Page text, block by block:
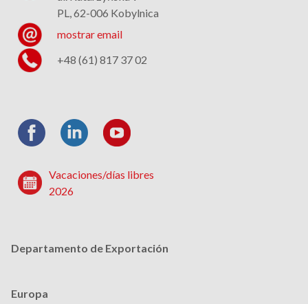
PL, 62-006 Kobylnica
mostrar email
+48 (61) 817 37 02
Vacaciones/días libres
2026
Departamento de Exportación
Europa